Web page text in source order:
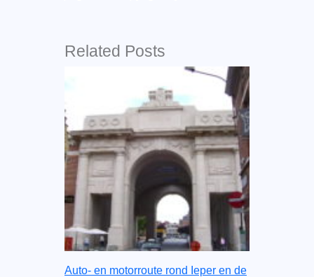
Related Posts
Auto- en motorroute rond Ieper en de